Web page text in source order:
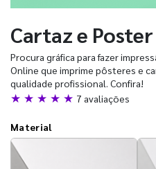
Cartaz e Poster
Procura gráfica para fazer
Online que imprime pôsteres e
qualidade profissional. Confira!
★ ★ ★ ★ ★ 7 avaliações
Material